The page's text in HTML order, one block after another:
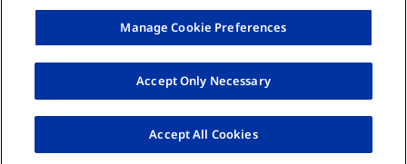
© Fresenius Medical Care España, S.A.U. 2026
Política de cookies
Pie de imprenta
Manage Cookie Preferences
Accept Only Necessary
Accept All Cookies